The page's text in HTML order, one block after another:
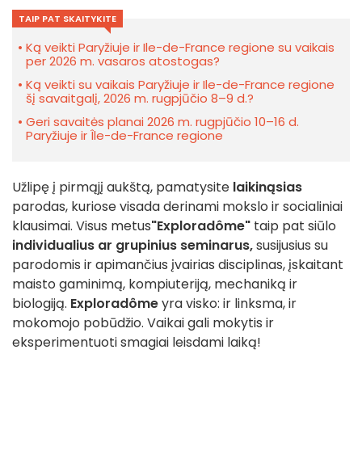
TAIP PAT SKAITYKITE
Ką veikti Paryžiuje ir Ile-de-France regione su vaikais
per 2026 m. vasaros atostogas?
Ką veikti su vaikais Paryžiuje ir Ile-de-France regione
šį savaitgalį, 2026 m. rugpjūčio 8–9 d.?
Geri savaitės planai 2026 m. rugpjūčio 10–16 d.
Paryžiuje ir Île-de-France regione
Užlipę į pirmąjį aukštą, pamatysite laikinąsias
parodas, kuriose visada derinami mokslo ir socialiniai
klausimai. Visus metus"Exploradôme" taip pat siūlo
individualius ar grupinius seminarus,susijusius su
parodomis ir apimančius įvairias disciplinas, įskaitant
maisto gaminimą, kompiuteriją, mechaniką ir
biologiją. Exploradômeyra visko: ir linksma, ir
mokomojo pobūdžio. Vaikai gali mokytis ir
eksperimentuoti smagiai leisdami laiką!